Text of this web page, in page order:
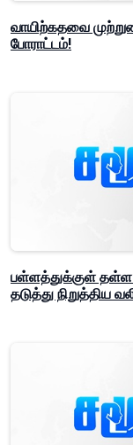
வாயிற்கதவை
போராட்டம்!
பள்ளத்துக்குள் தள்ள
தடுத்து நிறுத்திய